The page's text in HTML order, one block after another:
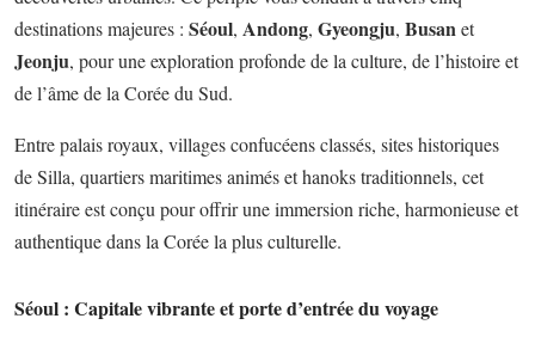
destinations majeures : Séoul, Andong, Gyeongju, Busanet
Jeonju, pour une exploration profonde de la culture, de l’histoire et
de l’âme de la Corée du Sud.
Entre palais royaux, villages confucéens classés, sites historiques
de Silla, quartiers maritimes animés et hanoks traditionnels, cet
itinéraire est conçu pour offrir une immersion riche, harmonieuse et
authentique dans la Corée la plus culturelle.
Séoul : Capitale vibrante et porte d’entrée du voyage